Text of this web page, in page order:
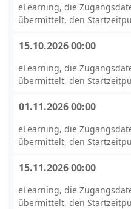
eLearning, die
übermittelt, den
15.10.2026 00:00
eLearning, die
übermittelt, den
01.11.2026 00:00
eLearning, die
übermittelt, den
15.11.2026 00:00
eLearning, die
übermittelt, den